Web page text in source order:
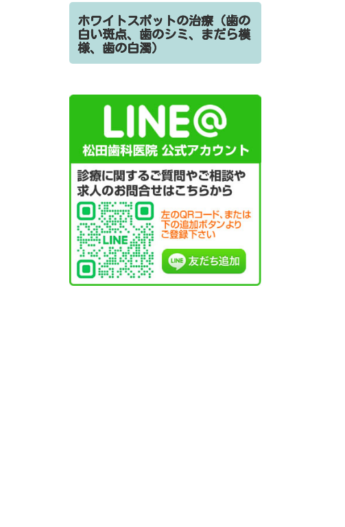
ホワイトスポットの治療（歯の
白い斑点、歯のシミ、まだら模
様、歯の白濁）